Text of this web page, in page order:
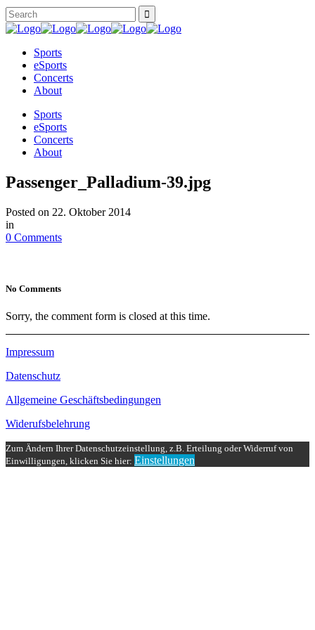
Sports
eSports
Concerts
About
Sports
eSports
Concerts
About
Passenger_Palladium-39.jpg
Posted on 22. Oktober 2014
in
0 Comments
No Comments
Sorry, the comment form is closed at this time.
Impressum
Datenschutz
Allgemeine Geschäftsbedingungen
Widerufsbelehrung
Zum Ändern Ihrer Datenschutzeinstellung, z.B. Erteilung oder Widerruf von
Einwilligungen, klicken Sie hier: Einstellungen